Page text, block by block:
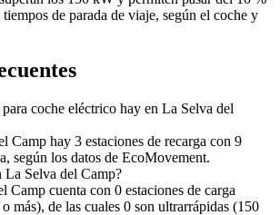
de parada de viaje, según el coche y
coche eléctrico hay en La Selva del
Camp hay 3 estaciones de recarga con 9
según los datos de EcoMovement.
La Selva del Camp?
Camp cuenta con 0 estaciones de carga
más), de las cuales 0 son ultrarrápidas (150